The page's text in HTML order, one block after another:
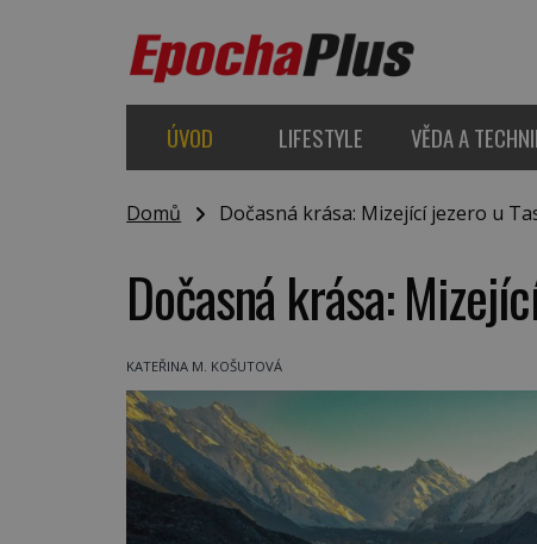
ÚVOD LIFESTYLE VĚDA A
Domů Dočasná krása: Mizející jezero u
Dočasná krása:
KATEŘINA M. KOŠUTOVÁ